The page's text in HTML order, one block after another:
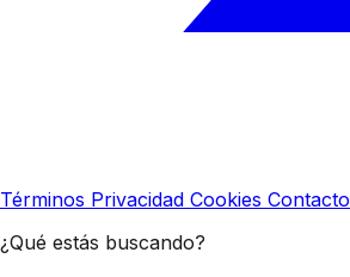
Términos Privacidad Cookies Contacto
¿Qué estás buscando?